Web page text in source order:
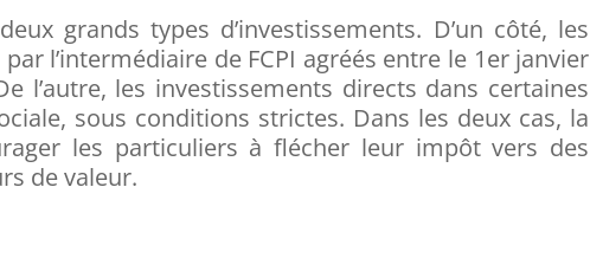
grands types d’investissements. D’un côté, les
l’intermédiaire de FCPI agréés entre le 1er janvier
l’autre, les investissements directs dans certaines
sous conditions strictes. Dans les deux cas, la
les particuliers à flécher leur impôt vers des
de valeur.